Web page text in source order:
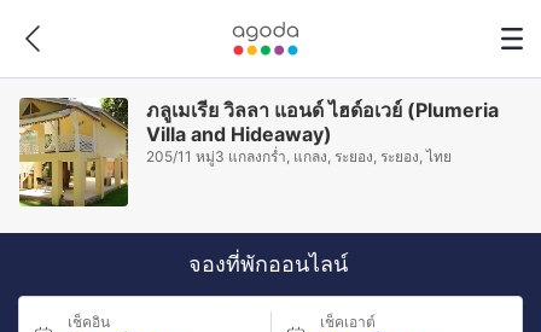
ภลูเมเรีย วิลลา แอนด์ ไฮด์อเวย์ (Plumeria
Villa and Hideaway)
205/11 หมู่3 แกลงกร่ำ, แกลง, ระยอง, ระยอง, ไทย
จองที่พักออนไลน์
เช็คอิน เช็คเอาต์